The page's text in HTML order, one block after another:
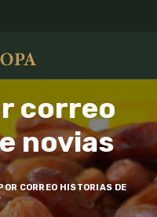
correo
novias
CORREO HISTORIAS DE